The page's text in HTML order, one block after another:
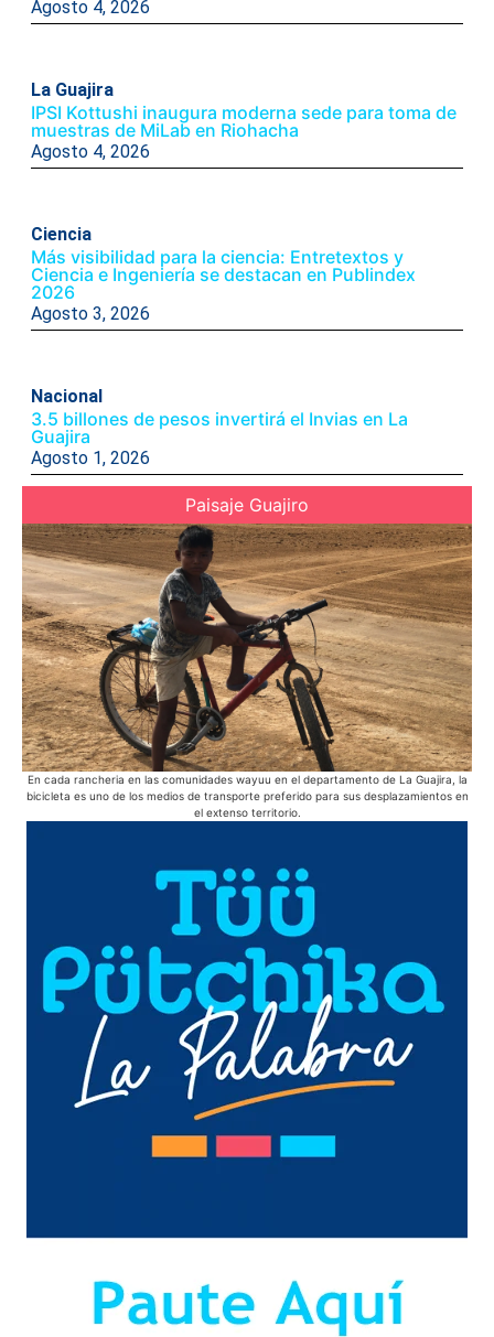
Agosto 4, 2026
La Guajira
IPSI Kottushi inaugura moderna sede para toma de
muestras de MiLab en Riohacha
Agosto 4, 2026
Ciencia
Más visibilidad para la ciencia: Entretextos y
Ciencia e Ingeniería se destacan en Publindex
2026
Agosto 3, 2026
Nacional
3.5 billones de pesos invertirá el Invias en La
Guajira
Agosto 1, 2026
Paisaje Guajiro
En cada rancheria en las comunidades wayuu en el departamento de La Guajira, la
bicicleta es uno de los medios de transporte preferido para sus desplazamientos en
el extenso territorio.